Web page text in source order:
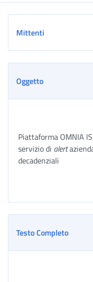
Mittenti
Oggetto
Piattaforma OMNIA
servizio di alert
decadenziali
Testo Completo